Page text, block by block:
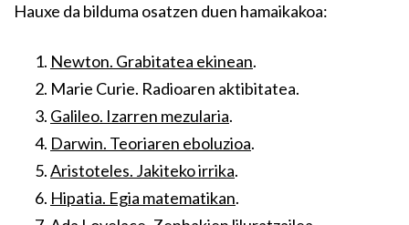
Hauxe da bilduma osatzen duen hamaikakoa:
Newton. Grabitatea ekinean.
Marie Curie. Radioaren aktibitatea.
Galileo. Izarren mezularia.
Darwin. Teoriaren eboluzioa.
Aristoteles. Jakiteko irrika.
Hipatia. Egia matematikan.